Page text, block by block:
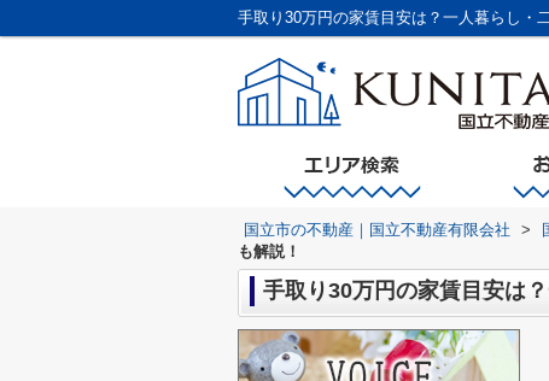
手取り30万円の家賃目安は？一人暮らし・
国立市の不動産｜国立不動産有限会社 >
も解説！
手取り30万円の家賃目安は